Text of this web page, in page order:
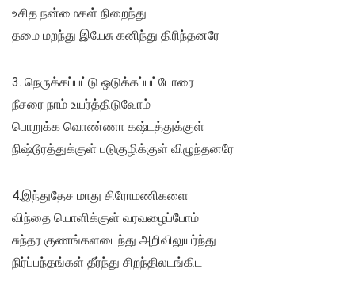
உசித நன்மைகள் நிறைந்து
தமை மறந்து இயேசு கனிந்து திரிந்தனரே
3. நெருக்கப்பட்டு ஒடுக்கப்பட்டோரை
நீசரை நாம் உயர்த்திடுவோம்
பொறுக்க வொண்ணா கஷ்டத்துக்குள்
நிஷ்டூரத்துக்குள் படுகுழிக்குள் விழுந்தனரே
4.இந்துதேச மாது சிரோமணிகளை
விந்தை யொளிக்குள் வரவழைப்போம்
சுந்தர குணங்களடைந்து அறிவிலுயர்ந்து
நிர்ப்பந்தங்கள் தீர்ந்து சிறந்திலடங்கிட